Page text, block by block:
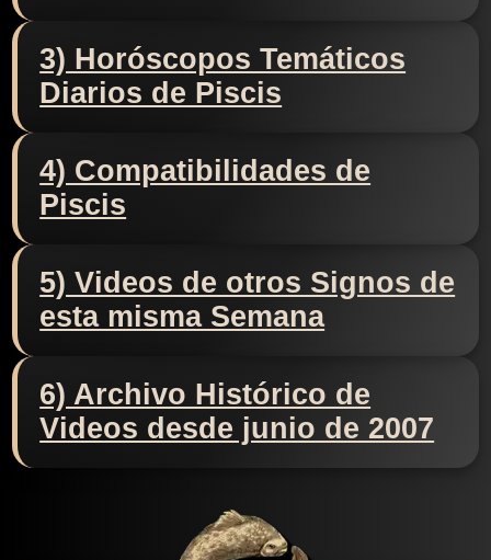
3) Horóscopos Temáticos
Diarios de Piscis
4) Compatibilidades de
Piscis
5) Videos de otros Signos de
esta misma Semana
6) Archivo Histórico de
Videos desde junio de 2007